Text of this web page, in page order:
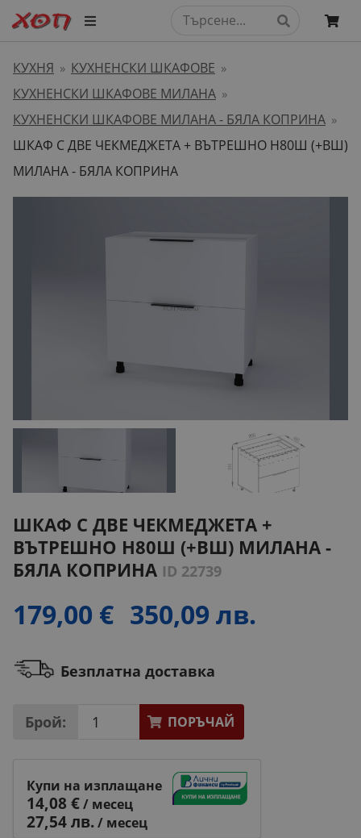
КУХНЯ » КУХНЕНСКИ ШКАФОВЕ »
КУХНЕНСКИ ШКАФОВЕ МИЛАНА »
КУХНЕНСКИ ШКАФОВЕ МИЛАНА - БЯЛА КОПРИНА »
ШКАФ С ДВЕ ЧЕКМЕДЖЕТА + ВЪТРЕШНО Н80Ш (+ВШ)
МИЛАНА - БЯЛА КОПРИНА
ШКАФ С ДВЕ ЧЕКМЕДЖЕТА +
ВЪТРЕШНО Н80Ш (+ВШ) МИЛАНА -
БЯЛА КОПРИНА ID 22739
179,00 € 350,09 лв.
Безплатна доставка
Брой: ПОРЪЧАЙ
Купи на изплащане
14,08 €/ месец
27,54 лв./ месец